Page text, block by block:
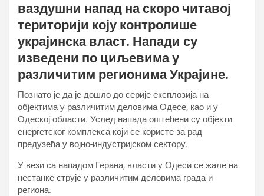
ваздушни напад на скоро читавој
територији коју контролише
украјинска власт. Напади су
изведени по циљевима у
различитим регионима Украјине.
Познато је да је дошло до серије експлозија на
објектима у различитим деловима Одесе, као и у
Одеској области. Услед напада оштећени су објекти
енергетског комплекса који се користе за рад
предузећа у војно-индустријском сектору.
У вези са нападом Герана, власти у Одеси се жале на
нестанке струје у различитим деловима града и
региона.